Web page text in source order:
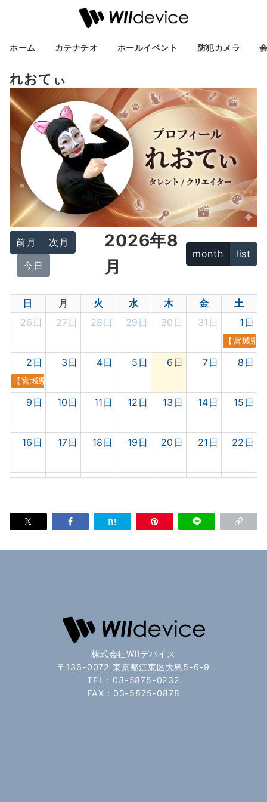
ホーム カテナチオ ホールイベント 防犯カメラ
れおてぃ
前月
次月
今日
2026年8
月
month list
日 月 火 水 木 金
土
26日
27日 28日 29日 30日 31日 1日
【宮城県
2日
【宮城県・アムズガーデン利府店】8.2 アムズガーデン利府
3日 4日 5日 6日 7日 8日
9日 10日 11日 12日 13日 14日 15日
16日 17日 18日 19日 20日 21日 22日
30日 31日 1日 5日
株式会社WIIデバイス
〒136-0072 東京都江東区大島5-6-9
TEL：03-5875-0232
FAX：03-5875-0878